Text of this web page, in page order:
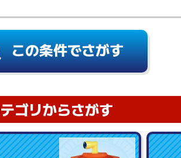
ゴリからさがす